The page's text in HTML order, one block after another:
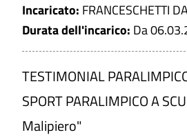
Incaricato: FRANCESCHETTI
Durata dell'incarico: Da
TESTIMONIAL
SPORT PARALIMPICO A
Malipiero"